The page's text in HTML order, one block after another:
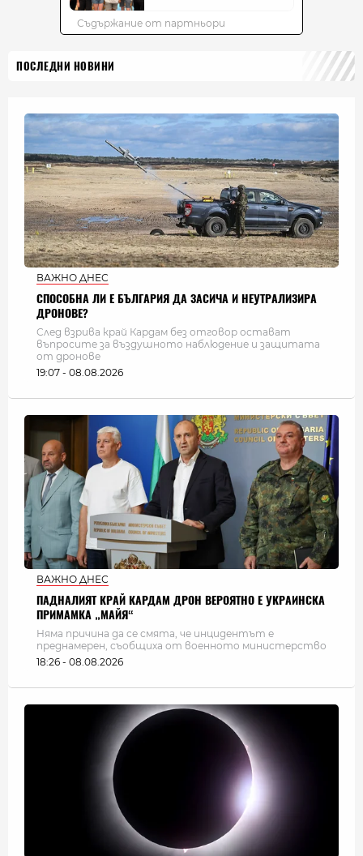
ПОСЛЕДНИ НОВИНИ
ВАЖНО ДНЕС
СПОСОБНА ЛИ Е БЪЛГАРИЯ ДА ЗАСИЧА И НЕУТРАЛИЗИРА
ДРОНОВЕ?
След взрива край Кардам без отговор остават
въпросите за въздушното наблюдение и защитата
от дронове
19:07 - 08.08.2026
ВАЖНО ДНЕС
ПАДНАЛИЯТ КРАЙ КАРДАМ ДРОН ВЕРОЯТНО Е УКРАИНСКА
ПРИМАМКА „МАЙЯ“
Няма причина да се смята, че инцидентът е
преднамерен, съобщиха от военното министерство
18:26 - 08.08.2026